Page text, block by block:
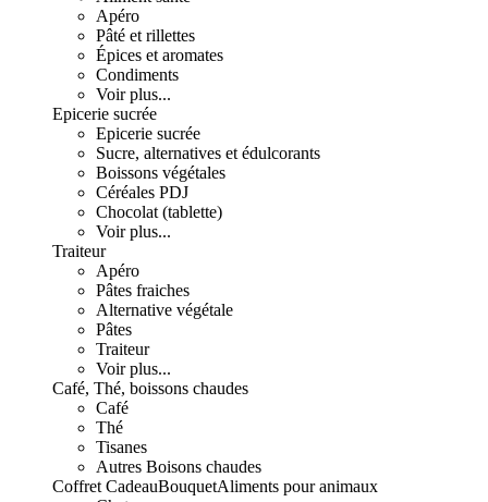
Apéro
Pâté et rillettes
Épices et aromates
Condiments
Voir plus...
Epicerie sucrée
Epicerie sucrée
Sucre, alternatives et édulcorants
Boissons végétales
Céréales PDJ
Chocolat (tablette)
Voir plus...
Traiteur
Apéro
Pâtes fraiches
Alternative végétale
Pâtes
Traiteur
Voir plus...
Café, Thé, boissons chaudes
Café
Thé
Tisanes
Autres Boisons chaudes
Coffret CadeauBouquetAliments pour animaux